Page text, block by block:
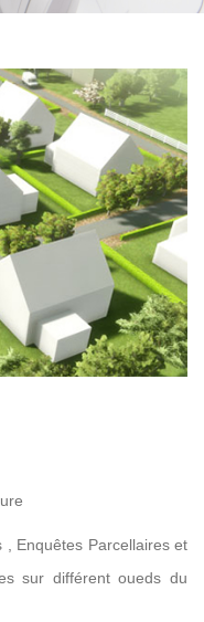
, Enquêtes Parcellaires et
sur différent oueds du